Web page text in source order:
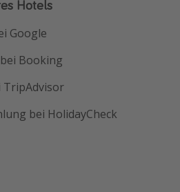
Hotels
Google
Booking
TripAdvisor
bei HolidayCheck